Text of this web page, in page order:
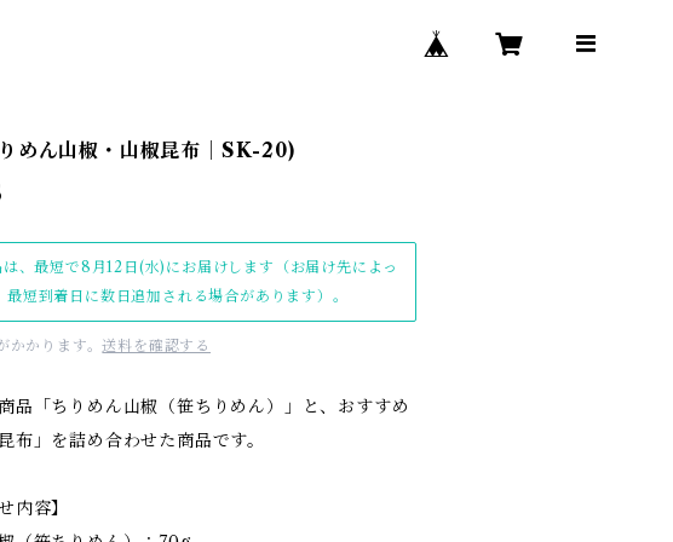
めん山椒・山椒昆布｜SK-20)
、最短で8月12日(水)にお届けします（お届け先によっ
最短到着日に数日追加される場合があります）。
かかります。送料を確認する
品「ちりめん山椒（笹ちりめん）」と、おすすめ
布」を詰め合わせた商品です。
内容】